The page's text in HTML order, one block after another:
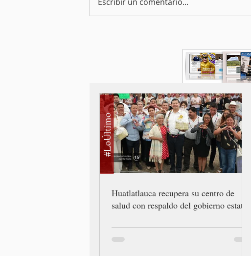
Huatlatlauca recupera su centro de
salud con respaldo del gobierno estatal
#LoÚltimo